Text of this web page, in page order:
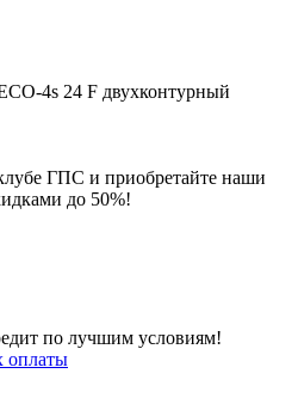
4s 24 F двухконтурный
ГПС и приобретайте наши
до 50%!
по лучшим условиям!
оплаты